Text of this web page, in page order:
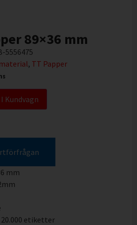
89×36 mm
5556475
, TT Papper
Kundvagn
mm
etiketter